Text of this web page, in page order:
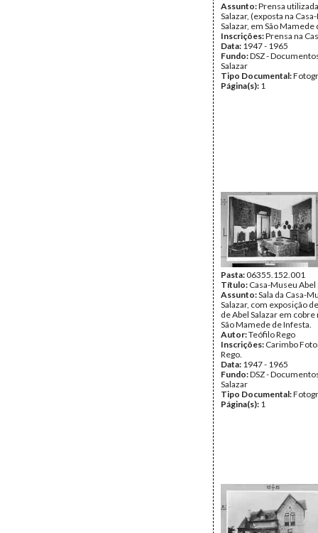
Assunto:Prensa
Salazar, (exposta na
Salazar, em São Mamede
Inscrições:Prensa na
Data: 1947 - 1965
Fundo:DSZ -
Salazar
Tipo Documental:
Página(s): 1
Pasta:06355.152.001
Título: Casa-Museu Abel
Assunto:Sala da Casa-
Salazar, com exposição
de Abel Salazar em
São Mamede de Infesta.
Autor:Teófilo Rego
Inscrições: Carimbo
Rego.
Data: 1947 - 1965
Fundo:DSZ -
Salazar
Tipo Documental:
Página(s): 1